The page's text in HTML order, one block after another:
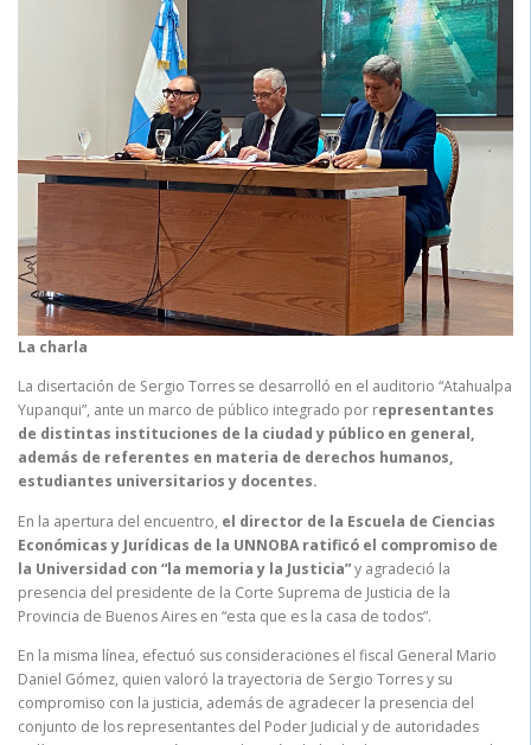
La charla
La disertación de Sergio Torres se desarrolló en el auditorio “Atahualpa
Yupanqui”, ante un marco de público integrado por representantes
de distintas instituciones de la ciudad y público en general,
además de referentes en materia de derechos humanos,
estudiantes universitarios y docentes.
En la apertura del encuentro, el director de la Escuela de Ciencias
Económicas y Jurídicas de la UNNOBA ratificó el compromiso de
la Universidad con “la memoria y la Justicia”y agradeció la
presencia del presidente de la Corte Suprema de Justicia de la
Provincia de Buenos Aires en “esta que es la casa de todos”.
En la misma línea, efectuó sus consideraciones el fiscal General Mario
Daniel Gómez, quien valoró la trayectoria de Sergio Torres y su
compromiso con la justicia, además de agradecer la presencia del
conjunto de los representantes del Poder Judicial y de autoridades